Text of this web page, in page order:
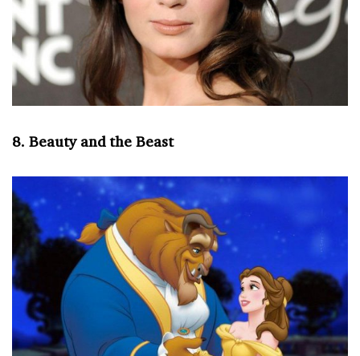
8. Beauty and the Beast